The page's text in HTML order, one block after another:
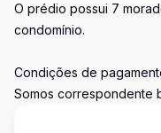
O prédio possui 7
condomínio.
Condições de
Somos correspondente